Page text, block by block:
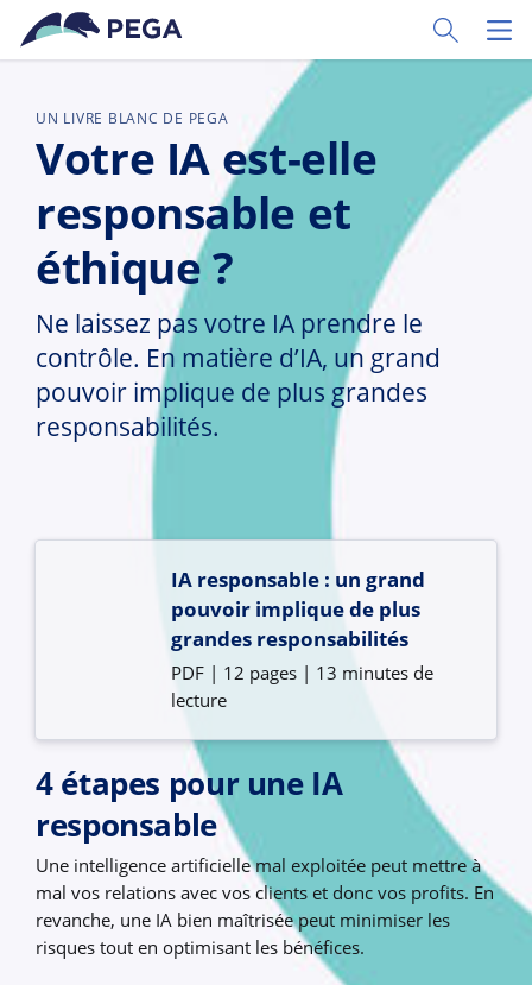
Passer directement au contenu principal
Toggle
UN LIVRE BLANC DE PEGA
Votre IA est-elle
responsable et
éthique ?
Ne laissez pas votre IA prendre le
contrôle. En matière d’IA, un grand
pouvoir implique de plus grandes
responsabilités.
IA responsable : un grand
pouvoir implique de plus
grandes responsabilités
PDF | 12 pages | 13 minutes de
lecture
4 étapes pour une IA
responsable
Une intelligence artificielle mal exploitée peut mettre à
mal vos relations avec vos clients et donc vos profits. En
revanche, une IA bien maîtrisée peut minimiser les
risques tout en optimisant les bénéfices.